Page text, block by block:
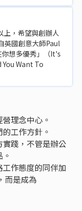
上，希望與創辦人
英國創意大師Paul
想多優秀」（It's
Want To
理念中心。
工作方針。
踐，不管是辦公
作態度的同伴加
而是成為